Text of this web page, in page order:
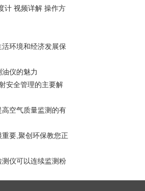
计 视频详解 操作方
环境和经济发展保
仪的魅力
安全管理的主要解
空气质量监测的有
要,聚创环保教您正
仪可以连续监测粉